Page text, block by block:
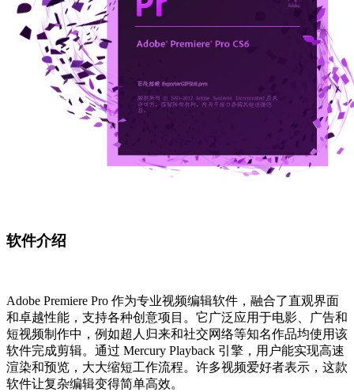
软件介绍
Adobe Premiere Pro 作为专业视频编辑软件，融合了直观界面
和卓越性能，支持各种创意项目。它广泛应用于电影、广告和
短视频制作中，例如超人归来和社交网络等知名作品均使用该
软件完成剪辑。通过 Mercury Playback 引擎，用户能实现高速
渲染和预览，大大缩短工作流程。许多视频爱好者表示，这款
软件让复杂编辑变得简单高效。